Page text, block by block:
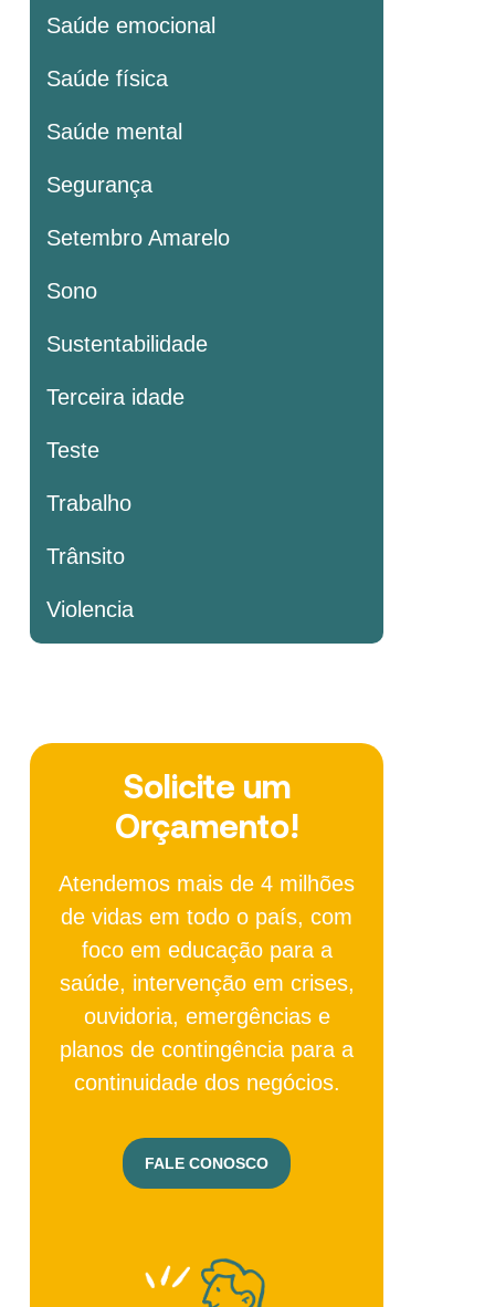
Saúde emocional
Saúde física
Saúde mental
Segurança
Setembro Amarelo
Sono
Sustentabilidade
Terceira idade
Teste
Trabalho
Trânsito
Violencia
Solicite um
Orçamento!
Atendemos mais de 4 milhões
de vidas em todo o país, com
foco em educação para a
saúde, intervenção em crises,
ouvidoria, emergências e
planos de contingência para a
continuidade dos negócios.
FALE CONOSCO